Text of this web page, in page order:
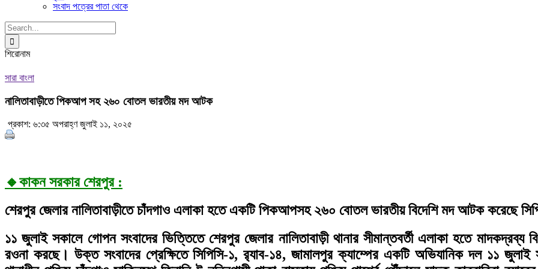
সংবাদ পত্রের পাতা থেকে
Search
for:
শিরোনাম
সারা বাংলা
নালিতাবাড়ীতে পিকআপ সহ ২৬০ বোতল ভারতীয় মদ আটক
প্রকাশ: ৬:৩৫ অপরাহ্ণ জুলাই ১১, ২০২৫
🔸কাকন সরকার শেরপুর :
শেরপুর জেলার নালিতাবাড়ীতে চাঁদগাও এলাকা হতে একটি পিকআপসহ ২৬০ বোতল ভারতীয় বিদেশি মদ আটক করেছে
১১ জুলাই সকালে গোপন সংবাদের ভিত্তিতে শেরপুর জেলার নালিতাবাড়ী থানার সীমান্তবর্তী এলাকা হতে মাদকদ্রব্য
রওনা করছে। উক্ত সংবাদের প্রেক্ষিতে সিপিসি-১, র‌্যাব-১৪, জামালপুর ক্যাম্পের একটি অভিযানিক দল ১১